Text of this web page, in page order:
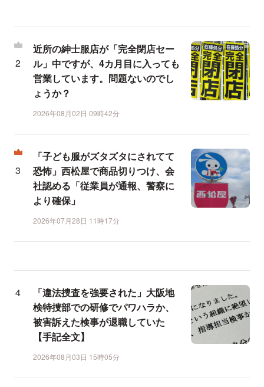
近所の紳士服店が「完全閉店セー
ル」中ですが、4カ月目に入っても
営業しています。問題ないのでし
ょうか？
2026年08月02日 09時42分
「子ども服がズタズタにされてて
恐怖」西松屋で商品切りつけ、会
社認める「従業員が通報、警察に
より確保」
2026年07月28日 11時17分
「違法捜査を強要された」大阪地
検特捜部での研修でパワハラか、
被害訴えた検事が退職していた
【手記全文】
2026年08月03日 15時05分